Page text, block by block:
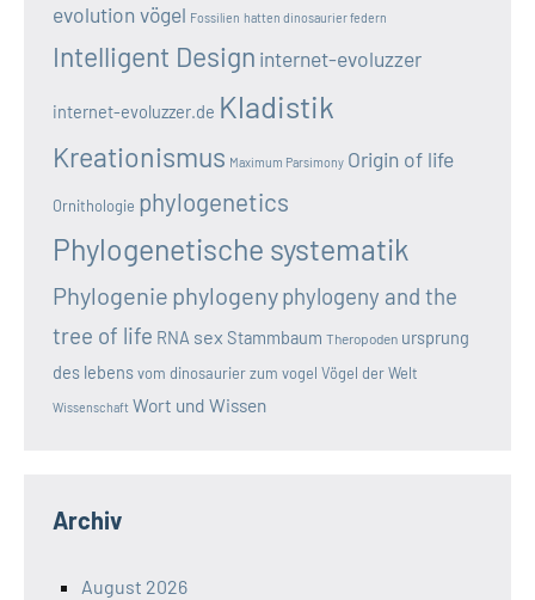
evolution vögel Fossilien hatten dinosaurier federn
Intelligent Design internet-evoluzzer
internet-evoluzzer.de Kladistik
Kreationismus Maximum Parsimony Origin of life
Ornithologie phylogenetics
Phylogenetische systematik
Phylogenie phylogenyphylogeny and the
tree of life RNA sex Stammbaum Theropoden ursprung
des lebensvom dinosaurier zum vogel Vögel der Welt
Wissenschaft Wort und Wissen
Archiv
August 2026